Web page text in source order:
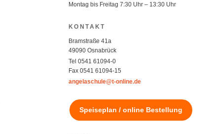
Montag bis Freitag 7:30 Uhr – 13:30 Uhr
KONTAKT
Bramstraße 41a
49090 Osnabrück
Tel 0541 61094-0
Fax 0541 61094-15
angelaschule@t-online.de
Speiseplan / online Bestellung